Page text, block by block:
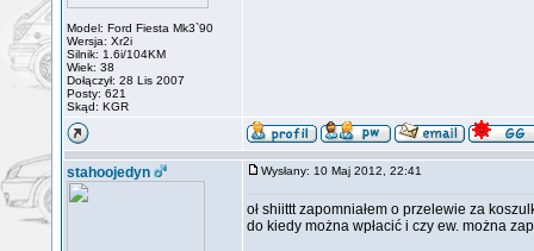
Model: Ford Fiesta Mk3`90
Wersja: Xr2i
Silnik: 1.6i/104KM
Wiek: 38
Dołączył: 28 Lis 2007
Posty: 621
Skąd: KGR
stahoojedyn Wysłany: 10 Maj 2012, 22:41
oł shiittt zapomniałem o przelewie za
do kiedy można wpłacić i czy ew. można